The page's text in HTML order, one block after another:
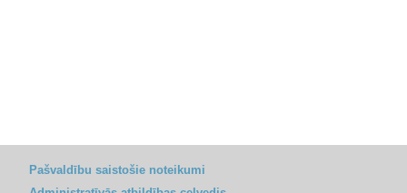
Pašvaldību saistošie noteikumi